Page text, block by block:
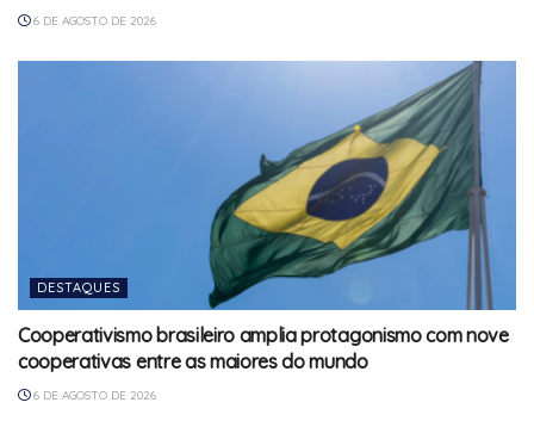
6 DE AGOSTO DE 2026
DESTAQUES
Cooperativismo brasileiro amplia protagonismo com nove
cooperativas entre as maiores do mundo
6 DE AGOSTO DE 2026